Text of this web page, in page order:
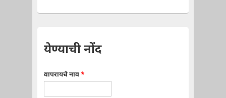
येण्याची नोंद
वापरायचे नाव *